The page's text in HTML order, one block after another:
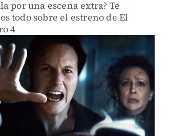
por una escena extra? Te
todo sobre el estreno de El
4